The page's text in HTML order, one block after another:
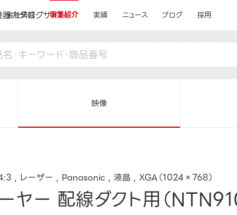
器カタログサイト
会社情報 事業紹介 実績 ニュース ブログ 採用
映像
レーザー Panasonic 液晶 XGA（1024×768）
ヤー 配線ダクト用（